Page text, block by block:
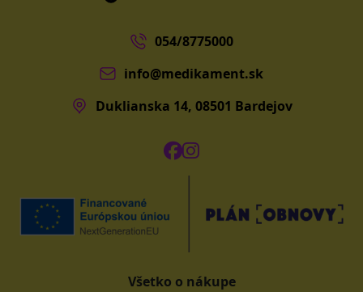
054/8775000
info@medikament.sk
Duklianska 14, 08501 Bardejov
Všetko o nákupe